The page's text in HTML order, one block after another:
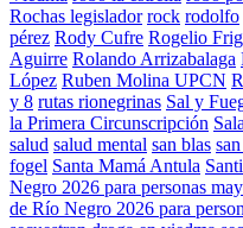
Rochas legislador rock rodolfo
pérez Rody Cufre Rogelio
Aguirre Rolando Arrizabalaga
López Ruben Molina UPCN
y 8 rutas rionegrinas Sal y
la Primera Circunscripción
salud salud mental san blas
fogel Santa Mamá Antula
Negro 2026 para personas
de Río Negro 2026 para